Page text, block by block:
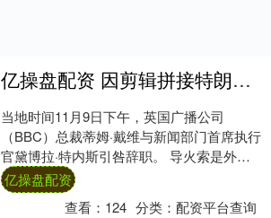
亿操盘配资 因剪辑拼接特朗普视频，BBC两名高管辞职
当地时间11月9日下午，英国广播公司
（BBC）总裁蒂姆·戴维与新闻部门首席执行
官黛博拉·特内斯引咎辞职。 导火索是外界
批评BBC《全景》栏目通过剪辑拼接美国总
统....
亿操盘配资
查看： 124 分类：配资平台查询